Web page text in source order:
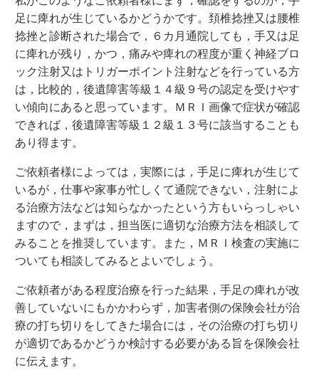
足に痺れが生じているかどうかです。頚椎捻挫又は腰椎
捻挫と診断された場合で，６カ月通院しても，手又は足
に痺れが残り，かつ，痛みや痺れの程度が重く神経ブロ
ック注射又はトリガーポイント注射などを行っている方
は，比較的，後遺障害等級１４級９号の認定を受けやす
い傾向にあると思っています。ＭＲＩ画像で症状が確認
できれば，後遺障害等級１２級１３号に該当することも
あり得ます。
ご依頼者様によっては，実際には，手足に痺れが生じて
いるが，仕事や家事が忙しくて通院できない，注射によ
る治療方法などは知らなかったという方もいらっしゃい
ますので，まずは，担当医に適切な治療方法を相談して
みることを推奨しています。また，ＭＲＩ検査の実施に
ついても相談してみるとよいでしょう。
ご依頼者がある程度治療を行った結果，手足の痺れが改
善していないにもかかわらず，加害者側の保険会社が治
療の打ち切りをしてきた場合には，その治療の打ち切り
が適切であるかどうか検討する必要がある旨を保険会社
に伝えます。